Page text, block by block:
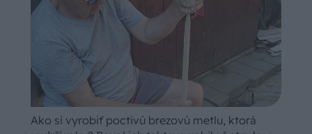
Ako si vyrobiť poctivú brezovú metlu, ktorá